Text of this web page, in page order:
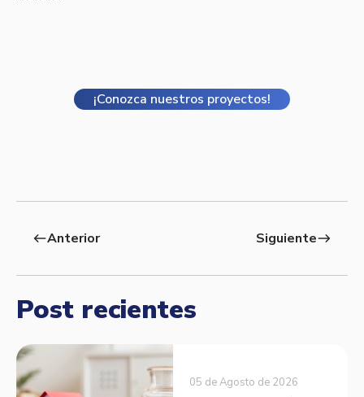
¡Conozca nuestros proyectos!
westAnterior Siguienteeast
Post recientes
05 de Agosto de 2026